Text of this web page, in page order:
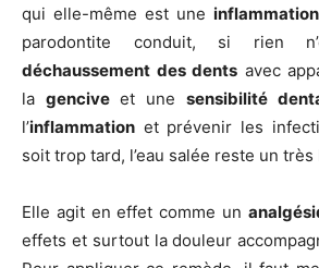
qui elle-même est une
parodontite conduit, si rien
déchaussement des dents avec
la genciveet une sensibilité
l’inflammation et prévenir les
soit trop tard, l’eau salée reste un très
Elle agit en effet comme un
effets et surtout la douleur